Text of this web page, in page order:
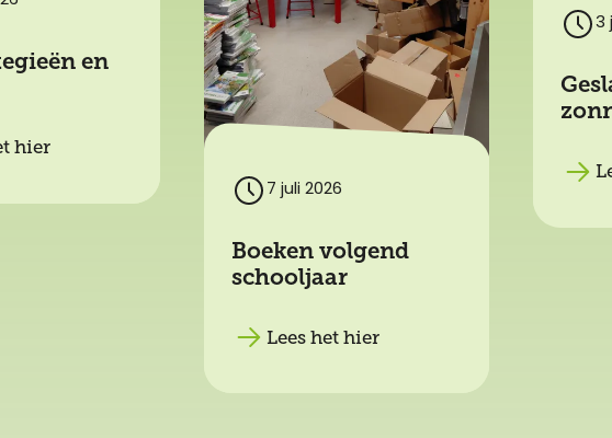
en
hier
7 juli 2026
Boeken volgend
schooljaar
Lees het hier
3